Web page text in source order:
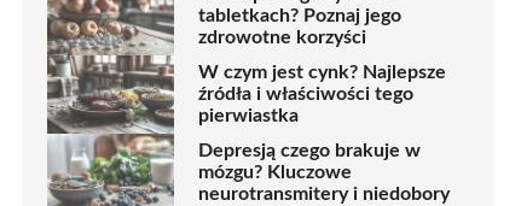
tabletkach? Poznaj jego
zdrowotne korzyści
W czym jest cynk? Najlepsze
źródła i właściwości tego
pierwiastka
Depresją czego brakuje w
mózgu? Kluczowe
neurotransmitery i niedobory